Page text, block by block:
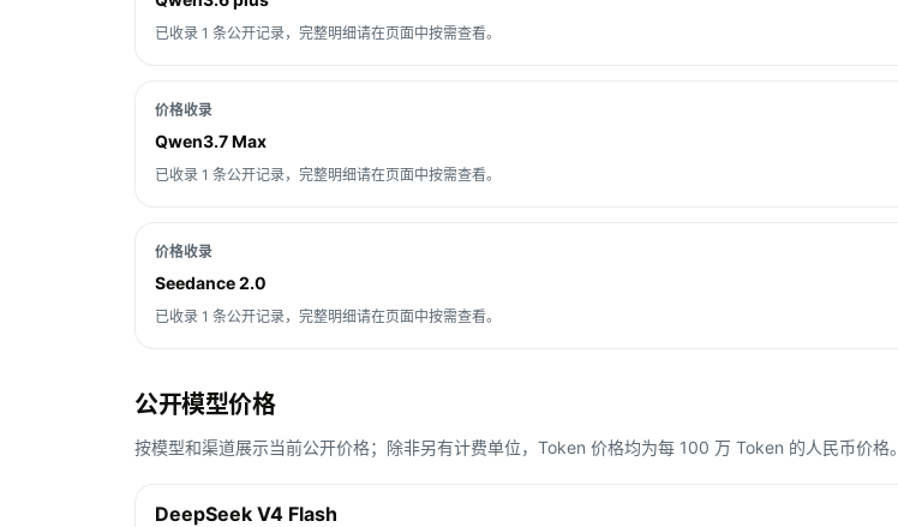
已收录 1 条公开记录，完整明细请在页面中按需查看。
价格收录
Qwen3.7 Max
已收录 1 条公开记录，完整明细请在页面中按需查看。
价格收录
Seedance 2.0
已收录 1 条公开记录，完整明细请在页面中按需查看。
公开模型价格
按模型和渠道展示当前公开价格；除非另有计费单位，Token 价格均为每 100 万 Token 的人民币价格。
DeepSeek V4 Flash